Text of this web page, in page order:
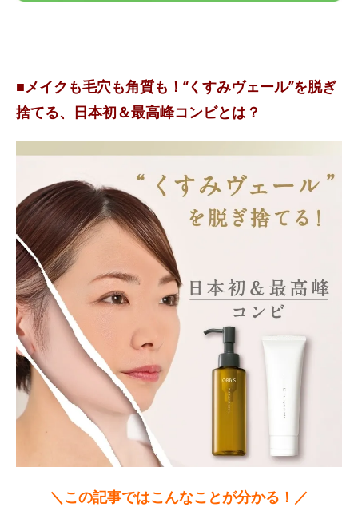
■メイクも毛穴も角質も！“くすみヴェール”を脱ぎ
捨てる、日本初＆最高峰コンビとは？
＼この記事ではこんなことが分かる！／